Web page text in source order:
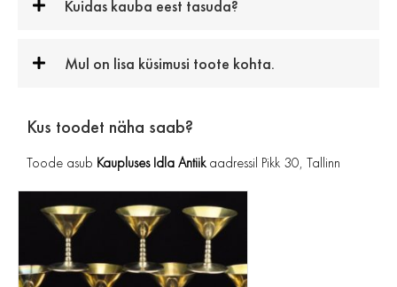
Kuidas kauba eest tasuda?
Mul on lisa küsimusi toote kohta.
Kus toodet näha saab?
Toode asub Kaupluses Idla Antiikaadressil Pikk 30, Tallinn